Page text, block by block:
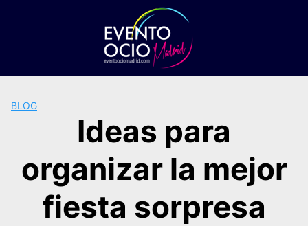
BLOG
Ideas para
organizar la mejor
fiesta sorpresa